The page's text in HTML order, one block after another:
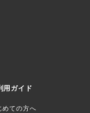
用ガイド
めての方へ